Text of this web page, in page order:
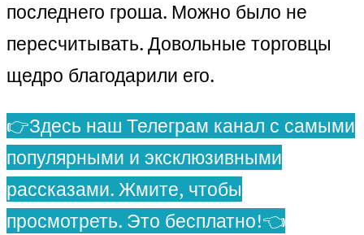
последнего гроша. Можно было не
пересчитывать. Довольные торговцы
щедро благодарили его.
👉Здесь наш Телеграм канал с самыми
популярными и эксклюзивными
рассказами. Жмите, чтобы
просмотреть. Это бесплатно!👈